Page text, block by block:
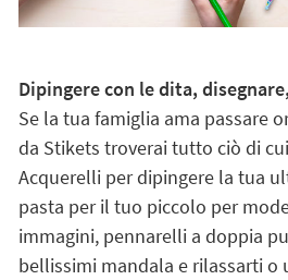
Dipingere con le dita,
Se la tua famiglia ama passare
da Stikets troverai tutto ciò di
Acquerelli per dipingere la tua
pasta per il tuo piccolo per
immagini, pennarelli a doppia
bellissimi mandala e rilassarti o